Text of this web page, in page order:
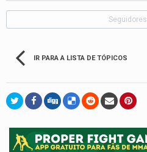
Seguidores
IR PARA A LISTA DE TÓPICOS